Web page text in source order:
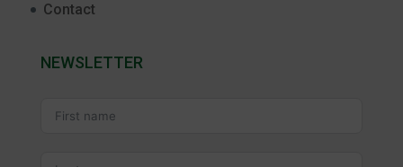
Contact
NEWSLETTER